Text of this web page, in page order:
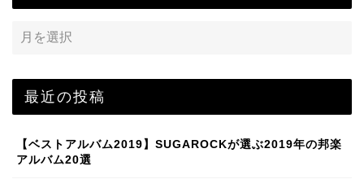
最近の投稿
【ベストアルバム2019】SUGAROCKが選ぶ2019年の邦楽
アルバム20選